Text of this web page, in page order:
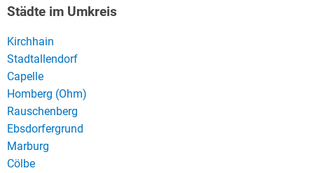
Städte im Umkreis
Kirchhain
Stadtallendorf
Capelle
Homberg (Ohm)
Rauschenberg
Ebsdorfergrund
Marburg
Cölbe